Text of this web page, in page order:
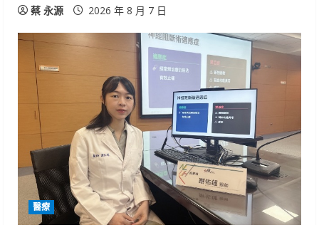
蔡 永源 2026 年 8 月 7 日
醫療